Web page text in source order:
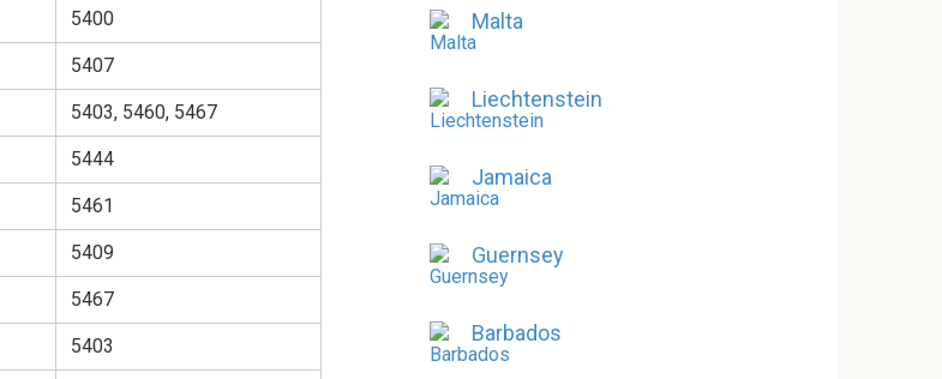
5400
5407
5403, 5460, 5467
5444
5461
5409
5467
5403
Malta
Liechtenstein
Jamaica
Guernsey
Barbados